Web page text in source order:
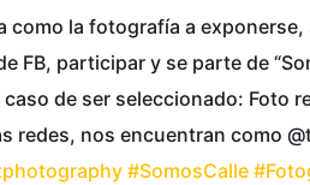
como la fotografía a
FB, participar y se parte de
de ser seleccionado: Foto
redes, nos encuentran como
#SomosCalle